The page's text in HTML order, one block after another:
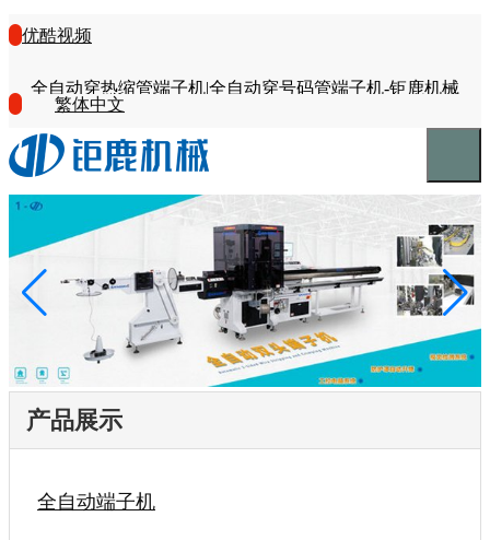
优酷视频
全自动穿热缩管端子机|全自动穿号码管端子机-钜鹿机械
繁体中文
产品展示
全自动端子机